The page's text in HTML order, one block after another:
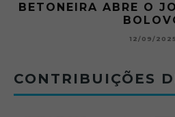
BETONEIRA ABRE O
12/09/2025
CONTRIBUIÇÕES